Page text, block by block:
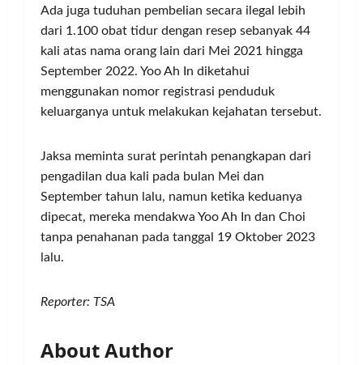
Ada juga tuduhan pembelian secara ilegal lebih
dari 1.100 obat tidur dengan resep sebanyak 44
kali atas nama orang lain dari Mei 2021 hingga
September 2022. Yoo Ah In diketahui
menggunakan nomor registrasi penduduk
keluarganya untuk melakukan kejahatan tersebut.
Jaksa meminta surat perintah penangkapan dari
pengadilan dua kali pada bulan Mei dan
September tahun lalu, namun ketika keduanya
dipecat, mereka mendakwa Yoo Ah In dan Choi
tanpa penahanan pada tanggal 19 Oktober 2023
lalu.
Reporter: TSA
About Author